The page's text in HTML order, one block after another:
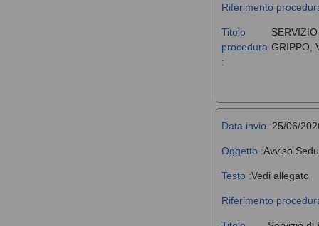
Riferimento
Titolo
procedura
:
GRIPPO,
Data invio :25/06/
Oggetto :Avviso
Testo :Vedi allegato
Riferimento